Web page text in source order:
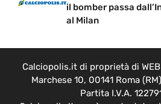
il bomber passa
al Milan
Calciopolis.it di proprietà di
Marchese 10, 00141 Roma
Partita I.V.A.